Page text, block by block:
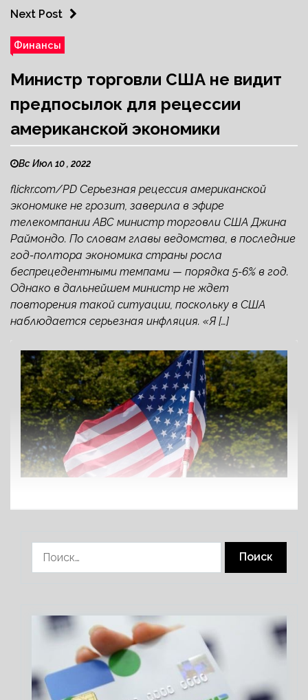
Next Post
Финансы
Министр торговли США не видит
предпосылок для рецессии
американской экономики
Вс Июл 10 , 2022
flickr.com/PD Серьезная рецессия американской
экономике не грозит, заверила в эфире
телекомпании ABC министр торговли США Джина
Раймондо. По словам главы ведомства, в последние
год-полтора экономика страны росла
беспрецедентными темпами — порядка 5-6% в год.
Однако в дальнейшем министр не ждет
повторения такой ситуации, поскольку в США
наблюдается серьезная инфляция. «Я […]